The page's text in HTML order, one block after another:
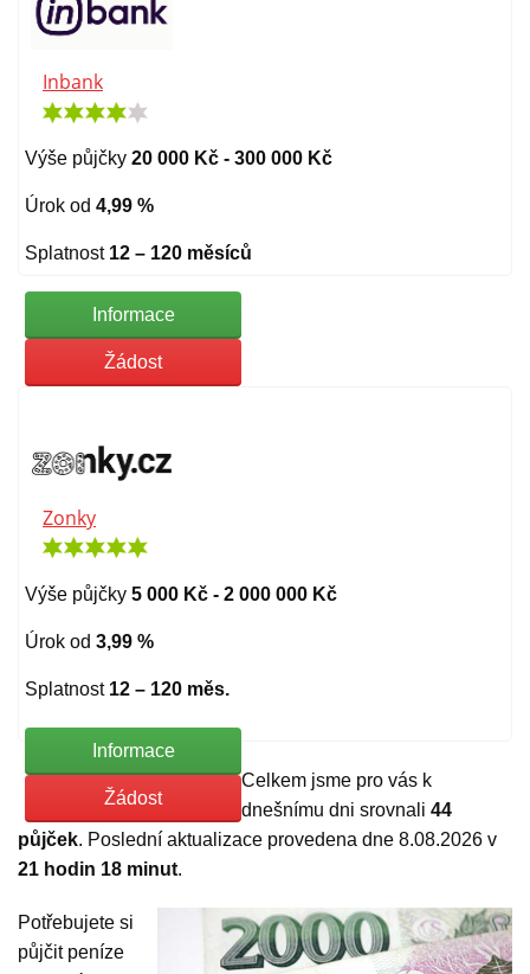
Inbank
Výše půjčky 20 000 Kč - 300 000 Kč
Úrok od 4,99 %
Splatnost 12 – 120 měsíců
Informace
Žádost
Zonky
Výše půjčky 5 000 Kč - 2 000 000 Kč
Úrok od 3,99 %
Splatnost 12 – 120 měs.
Informace
Žádost
Celkem jsme pro vás k
dnešnímu dni srovnali 44
půjček. Poslední aktualizace provedena dne 8.08.2026 v
21 hodin 18 minut.
Potřebujete si
půjčit peníze